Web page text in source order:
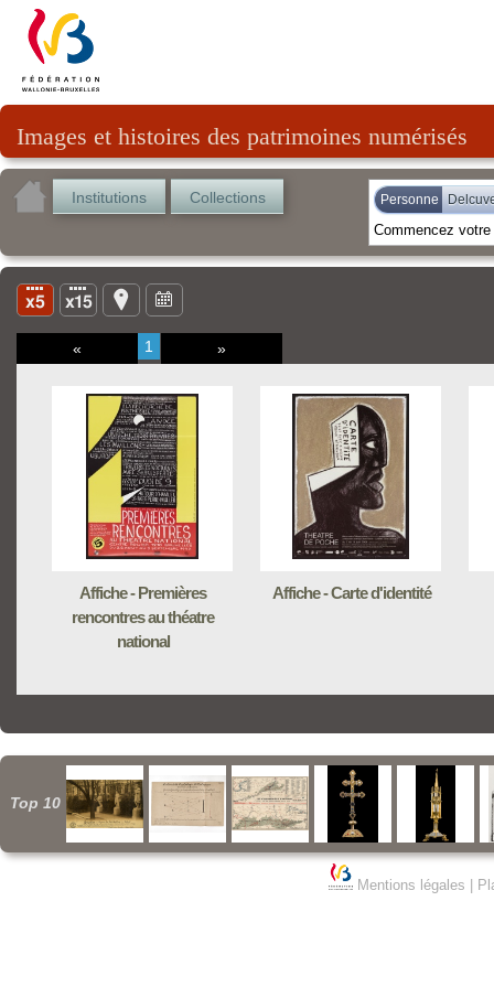
Images et histoires des patrimoines numérisés
Institutions Collections Personne
« 1 »
Affiche - Premières
rencontres au théatre
national
Affiche - Carte d'identité
Top 10
Mentions légales